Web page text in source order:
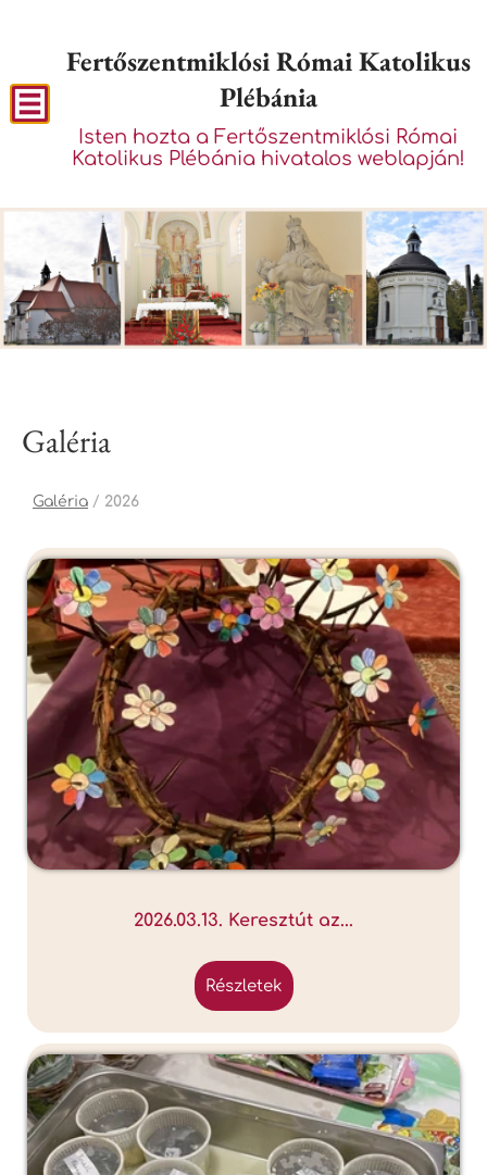
Fertőszentmiklósi Római Katolikus
Plébánia
Isten hozta a Fertőszentmiklósi Római
Katolikus Plébánia hivatalos weblapján!
Galéria
Galéria / 2026
2026.03.13. Keresztút az...
részletek